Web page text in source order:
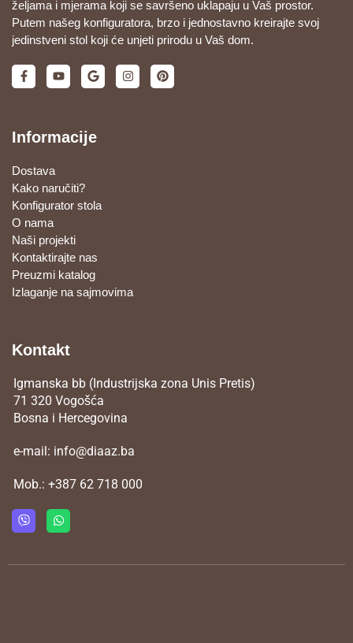
željama i mjerama koji se savršeno uklapaju u Vaš prostor.
Putem našeg konfiguratora, brzo i jednostavno kreirajte svoj
jedinstveni stol koji će unjeti prirodu u Vaš dom.
Informacije
Dostava
Kako naručiti?
Konfigurator stola
O nama
Naši projekti
Kontaktirajte nas
Preuzmi katalog
Izlaganje na sajmovima
Kontakt
Igmanska bb (Industrijska zona Unis Pretis)
71 320 Vogošća
Bosna i Hercegovina
e-mail: info@diaaz.ba
Mob.: +387 62 718 000